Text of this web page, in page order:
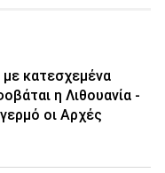
κατεσχεμένα
η Λιθουανία -
οι Αρχές